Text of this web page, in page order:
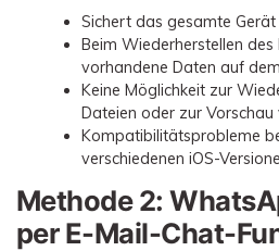
Sichert das gesamte Gerät
Beim Wiederherstellen
vorhandene Daten auf
Keine Möglichkeit zur
Dateien oder zur
Kompatibilitätsprobleme
verschiedenen iOS-
Methode 2:
per E-Mail-Chat-